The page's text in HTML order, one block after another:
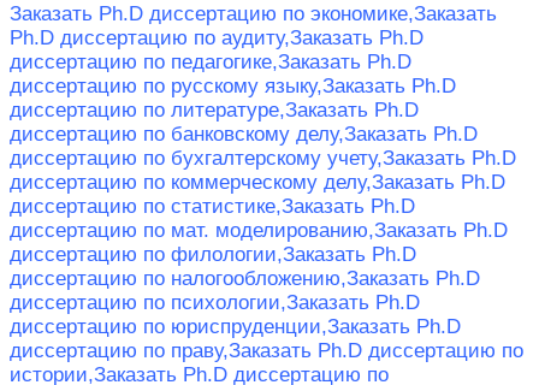
Заказать Ph.D диссертацию по экономике,Заказать
Ph.D диссертацию по аудиту,Заказать Ph.D
диссертацию по педагогике,Заказать Ph.D
диссертацию по русскому языку,Заказать Ph.D
диссертацию по литературе,Заказать Ph.D
диссертацию по банковскому делу,Заказать Ph.D
диссертацию по бухгалтерскому учету,Заказать Ph.D
диссертацию по коммерческому делу,Заказать Ph.D
диссертацию по статистике,Заказать Ph.D
диссертацию по мат. моделированию,Заказать Ph.D
диссертацию по филологии,Заказать Ph.D
диссертацию по налогообложению,Заказать Ph.D
диссертацию по психологии,Заказать Ph.D
диссертацию по юриспруденции,Заказать Ph.D
диссертацию по праву,Заказать Ph.D диссертацию по
истории,Заказать Ph.D диссертацию по